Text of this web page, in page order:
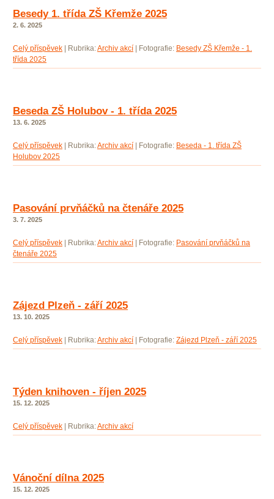
Besedy 1. třída ZŠ Křemže 2025
2. 6. 2025
Celý příspěvek Rubrika:Archiv akcí Fotografie: Besedy ZŠ Křemže - 1.
třída 2025
Beseda ZŠ Holubov - 1. třída 2025
13. 6. 2025
Celý příspěvek Rubrika:Archiv akcí Fotografie: Beseda - 1. třída ZŠ
Holubov 2025
Pasování prvňáčků na čtenáře 2025
3. 7. 2025
Celý příspěvek Rubrika:Archiv akcí Fotografie: Pasování prvňáčků na
čtenáře 2025
Zájezd Plzeň - září 2025
13. 10. 2025
Celý příspěvek Rubrika:Archiv akcí Fotografie: Zájezd Plzeň - září 2025
Týden knihoven - říjen 2025
15. 12. 2025
Celý příspěvek Rubrika:Archiv akcí
Vánoční dílna 2025
15. 12. 2025